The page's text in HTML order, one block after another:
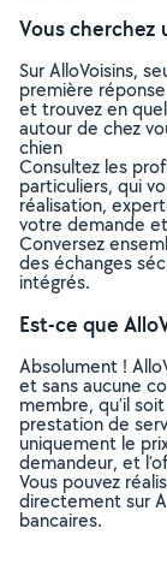
Vous cherchez
Sur AlloVoisins,
première
et trouvez en
autour de chez
chien
Consultez les
particuliers, qui
réalisation,
votre demande
Conversez
des échanges
intégrés.
Est-ce que
Absolument !
et sans aucune
membre, qu’il
prestation de
uniquement le
demandeur, et
Vous pouvez
directement sur
bancaires.